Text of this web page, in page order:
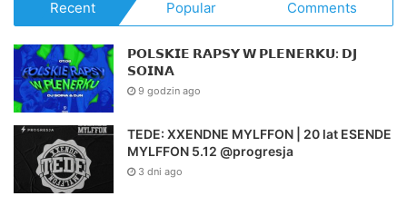
Recent Popular Comments
𝗣𝗢𝗟𝗦𝗞𝗜𝗘 𝗥𝗔𝗣𝗦𝗬 𝗪 𝗣𝗟𝗘𝗡𝗘𝗥𝗞𝗨: 𝗗𝗝
𝗦𝗢𝗜𝗡𝗔
9 godzin ago
TEDE: XXENDNE MYLFFON | 20 lat ESENDE
MYLFFON 5.12 @progresja
3 dni ago